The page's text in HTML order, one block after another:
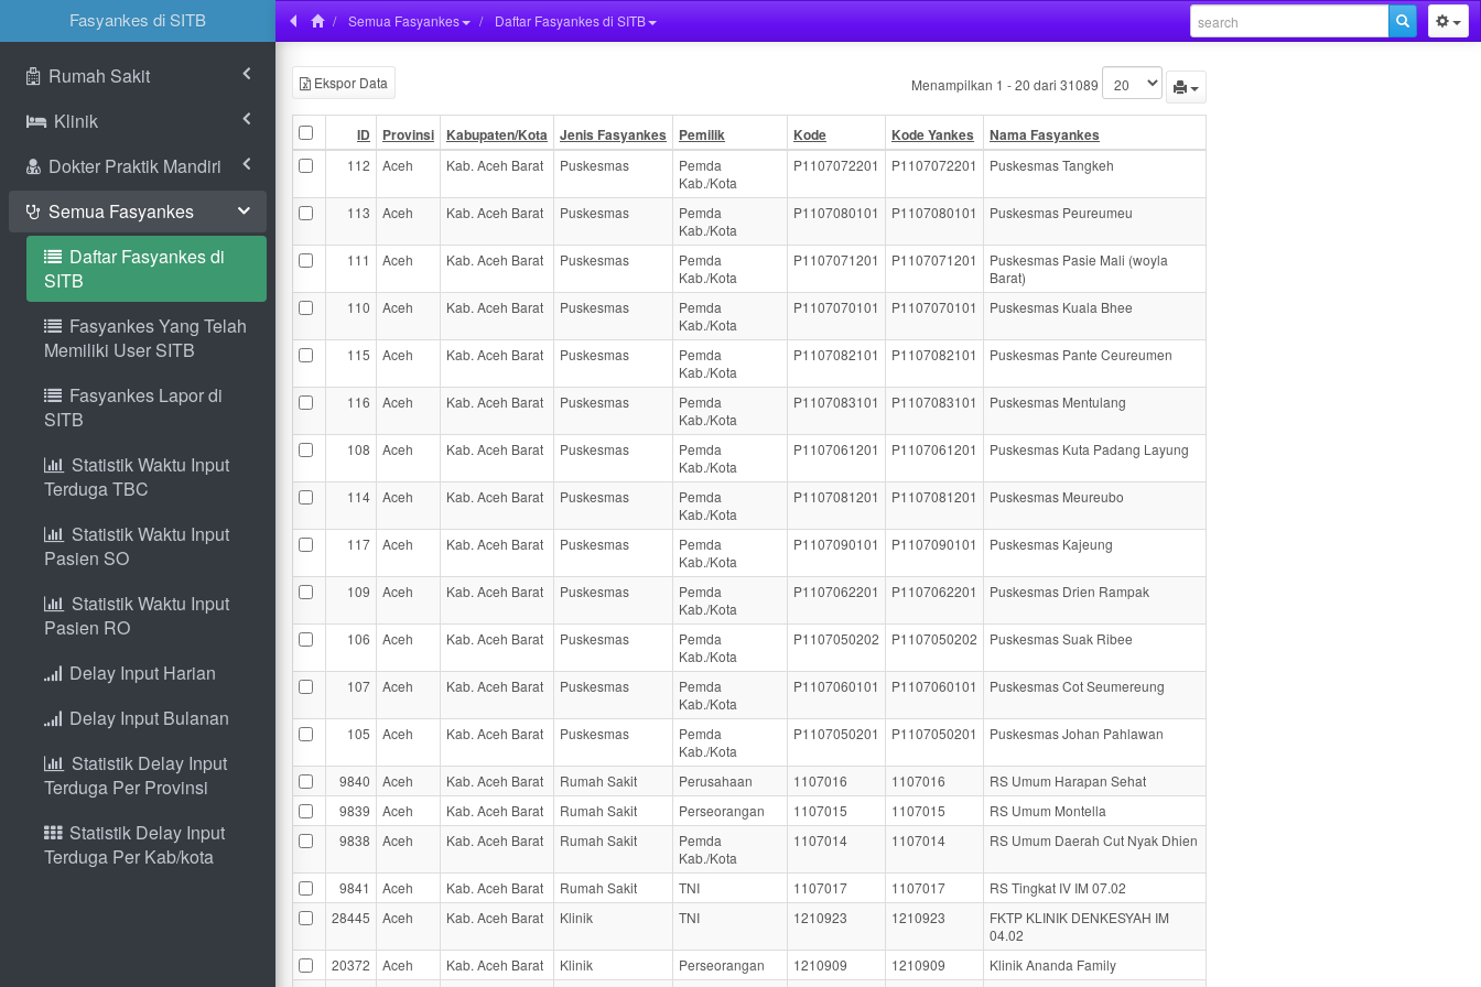
Fasyankes di SITB
Rumah Sakit
Klinik
Dokter Praktik Mandiri
Semua Fasyankes
Daftar Fasyankes di
SITB
Fasyankes Yang Telah
Memiliki User SITB
Fasyankes Lapor di
SITB
Statistik Waktu Input
Terduga TBC
Statistik Waktu Input
Pasien SO
Statistik Waktu Input
Pasien RO
Delay Input Harian
Delay Input Bulanan
Statistik Delay Input
Terduga Per Provinsi
Statistik Delay Input
Terduga Per Kab/kota
Semua Fasyankes Daftar Fasyankes di SITB
Ekspor Data Menampilkan 1 - 20 dari 31089
ID Provinsi Kabupaten/Kota Jenis Fasyankes Pemilik Kode Kode Yankes Nama Fasyankes
112 Aceh Kab. Aceh Barat Puskesmas
Pemda
Kab./Kota
P1107072201 P1107072201 Puskesmas Tangkeh
113 Aceh Kab. Aceh Barat Puskesmas
Pemda
Kab./Kota
P1107080101 P1107080101 Puskesmas Peureumeu
111 Aceh Kab. Aceh Barat Puskesmas
Pemda
Kab./Kota
P1107071201 P1107071201
Puskesmas Pasie Mali (woyla
Barat)
110
Aceh Kab. Aceh Barat Puskesmas
Pemda
Kab./Kota
P1107070101 P1107070101 Puskesmas Kuala Bhee
115 Aceh Kab. Aceh Barat Puskesmas
Pemda
Kab./Kota
P1107082101 P1107082101 Puskesmas Pante Ceureumen
116 Aceh Kab. Aceh Barat Puskesmas
Pemda
Kab./Kota
P1107083101 P1107083101 Puskesmas Mentulang
108 Aceh Kab. Aceh Barat Puskesmas
Pemda
Kab./Kota
P1107061201 P1107061201 Puskesmas Kuta Padang Layung
114 Aceh Kab. Aceh Barat Puskesmas
Pemda
Kab./Kota
P1107081201 P1107081201 Puskesmas Meureubo
117 Aceh Kab. Aceh Barat Puskesmas
Pemda
Kab./Kota
P1107090101 P1107090101 Puskesmas Kajeung
109 Aceh Kab. Aceh Barat Puskesmas
Pemda
Kab./Kota
P1107062201 P1107062201 Puskesmas Drien Rampak
106 Aceh Kab. Aceh Barat Puskesmas
Pemda
Kab./Kota
P1107050202 P1107050202 Puskesmas Suak Ribee
107 Aceh Kab. Aceh Barat Puskesmas
Pemda
Kab./Kota
P1107060101 P1107060101 Puskesmas Cot Seumereung
105 Aceh Kab. Aceh Barat Puskesmas
Pemda
Kab./Kota
P1107050201 P1107050201 Puskesmas Johan Pahlawan
9840 Aceh Kab. Aceh Barat Rumah Sakit Perusahaan 1107016 1107016
RS Umum Harapan Sehat
9839
Aceh Kab. Aceh Barat Rumah Sakit Perseorangan 1107015 1107015
RS Umum Montella
9838
Aceh Kab. Aceh Barat Rumah Sakit
Pemda
Kab./Kota
1107014 1107014 RS Umum Daerah Cut Nyak Dhien
9841 Aceh Kab. Aceh Barat Rumah Sakit TNI 1107017 1107017
RS Tingkat IV IM 07.02
28445
Aceh Kab. Aceh Barat Klinik TNI 1210923 1210923
FKTP KLINIK DENKESYAH IM
04.02
20372
Aceh Kab. Aceh Barat Klinik Perseorangan 1210909 1210909
Klinik Ananda Family